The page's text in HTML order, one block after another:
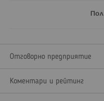
Пол
Отговорно предприятие
Коментари и рейтинг